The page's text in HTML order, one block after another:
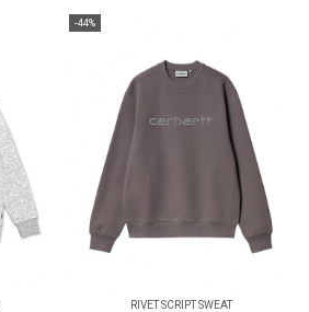
-44%
RIVET SCRIPT SWEAT